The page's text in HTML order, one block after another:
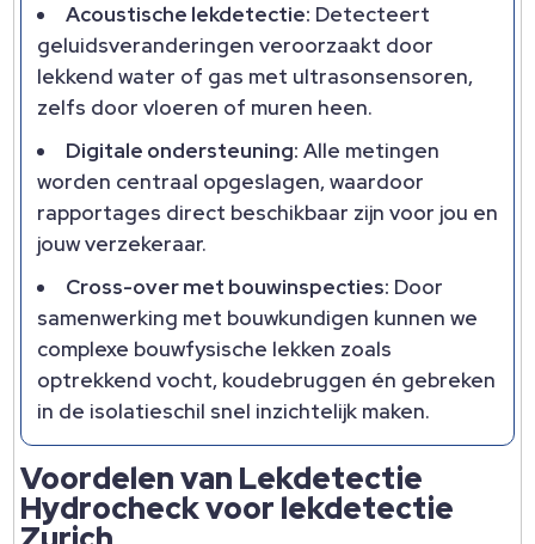
Acoustische lekdetectie: Detecteert
geluidsveranderingen veroorzaakt door
lekkend water of gas met ultrasonsensoren,
zelfs door vloeren of muren heen.​
Digitale ondersteuning: Alle metingen
worden centraal opgeslagen, waardoor
rapportages direct beschikbaar zijn voor jou en
jouw verzekeraar.​
Cross-over met bouwinspecties: Door
samenwerking met bouwkundigen kunnen we
complexe bouwfysische lekken zoals
optrekkend vocht, koudebruggen én gebreken
in de isolatieschil snel inzichtelijk maken.​
Voordelen van Lekdetectie
Hydrocheck voor lekdetectie